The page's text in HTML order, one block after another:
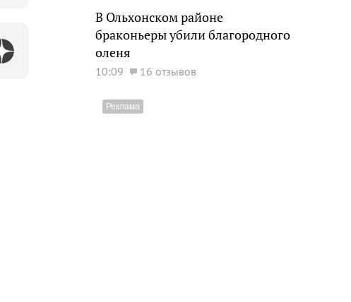
В Ольхонском районе
браконьеры убили благородного
оленя
10:09 16 отзывов